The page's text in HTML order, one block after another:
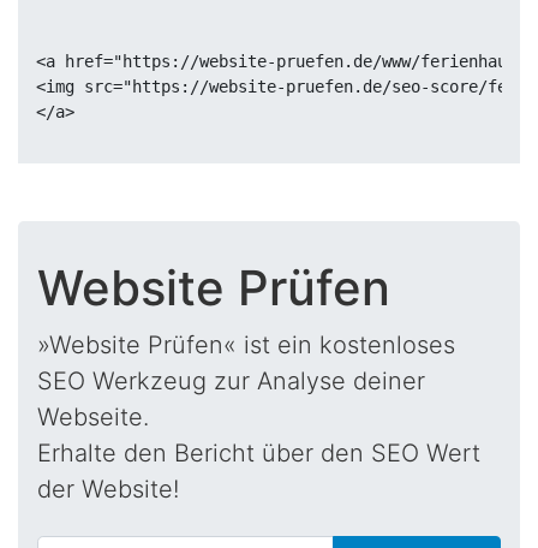
<a href="https://website-pruefen.de/www/
<img src="https://website-pruefen.de/seo-score/
Website Prüfen
»Website Prüfen« ist ein kostenloses
SEO Werkzeug zur Analyse deiner
Webseite.
Erhalte den Bericht über den SEO Wert
der Website!